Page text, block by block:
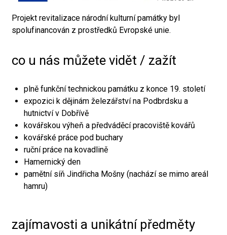
Projekt revitalizace národní kulturní památky byl
spolufinancován z prostředků Evropské unie.
co u nás můžete vidět / zažít
plně funkční technickou památku z konce 19. století
expozici k dějinám železářství na Podbrdsku a
hutnictví v Dobřívě
kovářskou výheň a předváděcí pracoviště kovářů
kovářské práce pod buchary
ruční práce na kovadlině
Hamernický den
pamětní síň Jindřicha Mošny (nachází se mimo areál
hamru)
zajímavosti a unikátní předměty